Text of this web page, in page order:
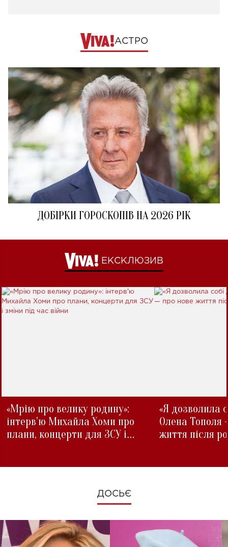
АСТРО
ДОБІРКИ ГОРОСКОПІВ НА 2026 РІК
ЕКСКЛЮЗИВ
«Мрію про велику родину»:
інтерв'ю Михайла Хоми про
плани, концерти для ЗСУ і
«Я дозволила
Олена Тополя
життя після
ДОСЬЄ